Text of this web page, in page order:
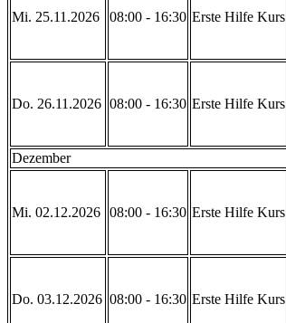
Mi. 25.11.2026 08:00 - 16:30 Erste Hilfe Kurs
Do. 26.11.2026 08:00 - 16:30 Erste Hilfe Kurs
Dezember
Mi. 02.12.2026 08:00 - 16:30 Erste Hilfe Kurs
Do. 03.12.2026 08:00 - 16:30 Erste Hilfe Kurs